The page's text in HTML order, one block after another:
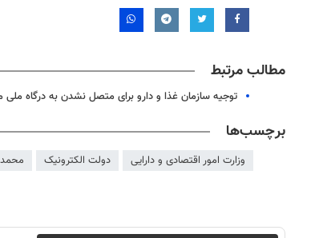
مطالب مرتبط
توجیه سازمان غذا و دارو برای متصل نشدن به درگاه ملی
برچسب‌ها
وزارت امور اقتصادی و دارایی دولت الکترونیک